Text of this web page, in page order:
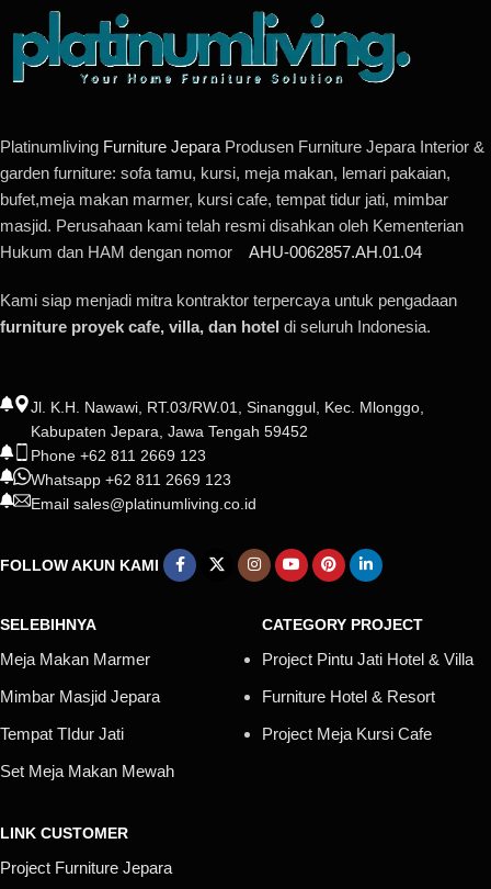
Platinumliving Furniture Jepara Produsen Furniture Jepara Interior &
garden furniture: sofa tamu, kursi, meja makan, lemari pakaian,
bufet,meja makan marmer, kursi cafe, tempat tidur jati, mimbar
masjid. Perusahaan kami telah resmi disahkan oleh Kementerian
Hukum dan HAM dengan nomor AHU-0062857.AH.01.04
Kami siap menjadi mitra kontraktor terpercaya untuk pengadaan
furniture proyek cafe, villa, dan hotel di seluruh Indonesia.
Jl. K.H. Nawawi, RT.03/RW.01, Sinanggul, Kec. Mlonggo,
Kabupaten Jepara, Jawa Tengah 59452
Phone +62 811 2669 123
Whatsapp +62 811 2669 123
Email sales@platinumliving.co.id
FOLLOW AKUN KAMI
SELEBIHNYA
Meja Makan Marmer
Mimbar Masjid Jepara
Tempat TIdur Jati
Set Meja Makan Mewah
CATEGORY PROJECT
Project Pintu Jati Hotel & Villa
Furniture Hotel & Resort
Project Meja Kursi Cafe
LINK CUSTOMER
Project Furniture Jepara